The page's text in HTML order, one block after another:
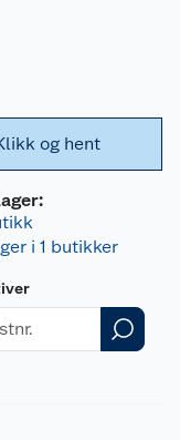
og hent
i 1 butikker